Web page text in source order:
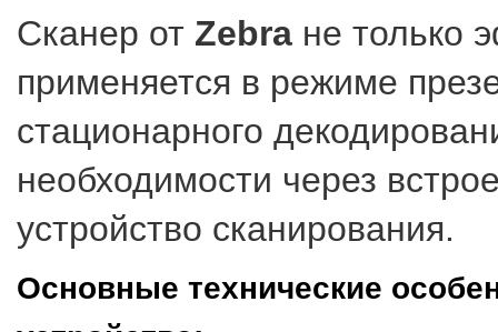
Сканер от Zebra не только
применяется в режиме
стационарного
необходимости через
устройство сканирования.
Основные технические